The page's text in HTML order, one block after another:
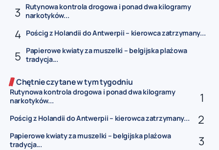
Rutynowa kontrola drogowa i ponad dwa kilogramy
narkotyków...
Pościg z Holandii do Antwerpii – kierowca zatrzymany...
Papierowe kwiaty za muszelki – belgijska plażowa
tradycja...
Chętnie czytane w tym tygodniu
Rutynowa kontrola drogowa i ponad dwa kilogramy
narkotyków...
Pościg z Holandii do Antwerpii – kierowca zatrzymany...
Papierowe kwiaty za muszelki – belgijska plażowa
tradycja...